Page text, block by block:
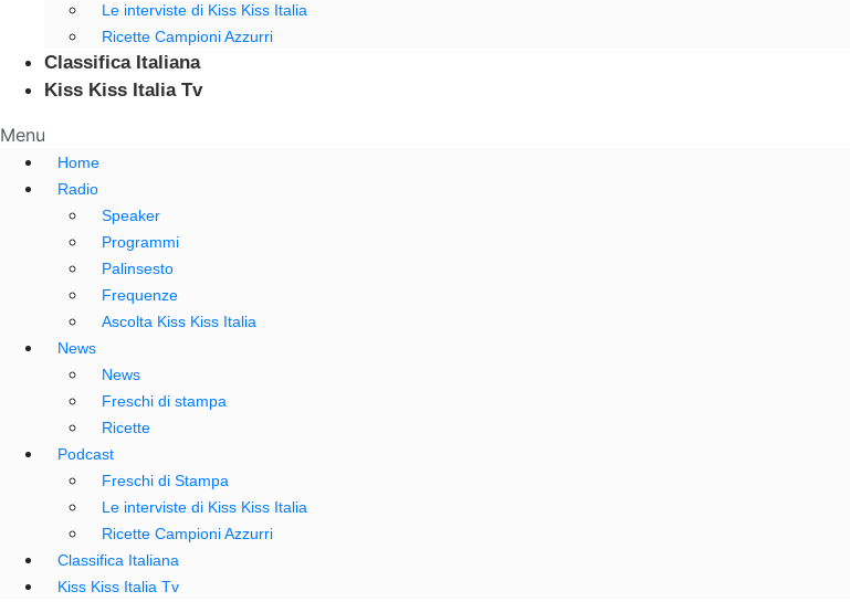
Le interviste di Kiss Kiss Italia
Ricette Campioni Azzurri
Classifica Italiana
Kiss Kiss Italia Tv
Menu
Home
Radio
Speaker
Programmi
Palinsesto
Frequenze
Ascolta Kiss Kiss Italia
News
News
Freschi di stampa
Ricette
Podcast
Freschi di Stampa
Le interviste di Kiss Kiss Italia
Ricette Campioni Azzurri
Classifica Italiana
Kiss Kiss Italia Tv